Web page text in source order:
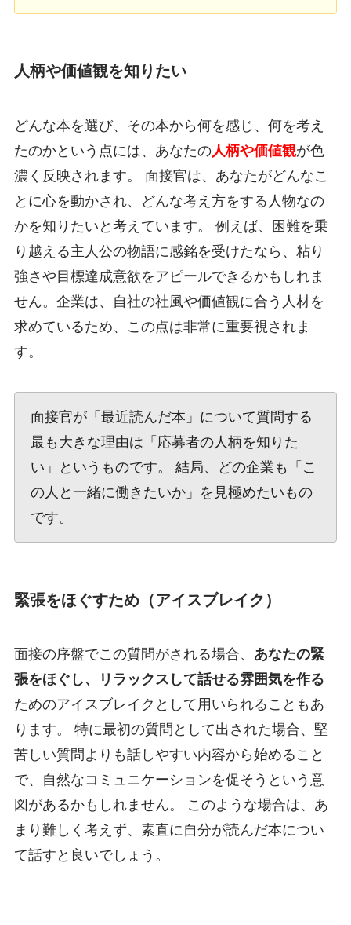
人柄や価値観を知りたい
どんな本を選び、その本から何を感じ、何を考え
たのかという点には、あなたの人柄や価値観が色
濃く反映されます。 面接官は、あなたがどんなこ
とに心を動かされ、どんな考え方をする人物なの
かを知りたいと考えています。 例えば、困難を乗
り越える主人公の物語に感銘を受けたなら、粘り
強さや目標達成意欲をアピールできるかもしれま
せん。企業は、自社の社風や価値観に合う人材を
求めているため、この点は非常に重要視されま
す。
面接官が「最近読んだ本」について質問する
最も大きな理由は「応募者の人柄を知りた
い」というものです。 結局、どの企業も「こ
の人と一緒に働きたいか」を見極めたいもの
です。
緊張をほぐすため（アイスブレイク）
面接の序盤でこの質問がされる場合、 あなたの緊
張をほぐし、リラックスして話せる雰囲気を作る
ためのアイスブレイクとして用いられることもあ
ります。 特に最初の質問として出された場合、堅
苦しい質問よりも話しやすい内容から始めること
で、自然なコミュニケーションを促そうという意
図があるかもしれません。 このような場合は、あ
まり難しく考えず、素直に自分が読んだ本につい
て話すと良いでしょう。